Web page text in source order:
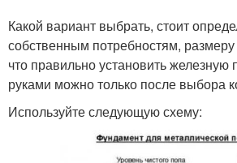
Какой вариант выбрать, стоит
собственным потребностям, размеру
что правильно установить железную
руками можно только после выбора
Используйте следующую схему: